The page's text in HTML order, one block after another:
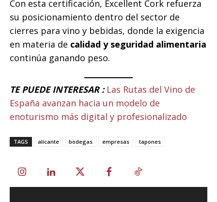
Con esta certificación, Excellent Cork refuerza
su posicionamiento dentro del sector de
cierres para vino y bebidas, donde la exigencia
en materia de calidad y seguridad alimentaria
continúa ganando peso.
TE PUEDE INTERESAR : Las Rutas del Vino de
España avanzan hacia un modelo de
enoturismo más digital y profesionalizado
TAGS alicante bodegas empresas tapones